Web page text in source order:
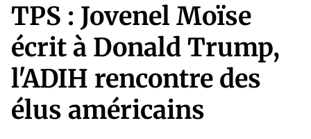
TPS : Jovenel Moïse
écrit à Donald Trump,
l'ADIH rencontre des
élus américains